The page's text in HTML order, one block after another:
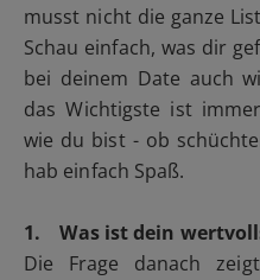
musst nicht die ganze
Schau einfach, was dir
bei deinem Date auch
das Wichtigste ist
wie du bist - ob
hab einfach Spaß.
1. Was ist dein
Die Frage danach